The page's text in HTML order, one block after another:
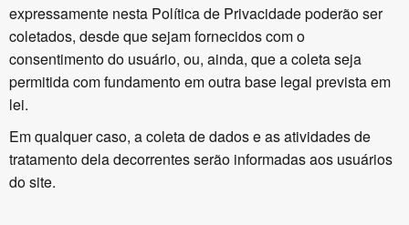
expressamente nesta Política de Privacidade poderão ser
coletados, desde que sejam fornecidos com o
consentimento do usuário, ou, ainda, que a coleta seja
permitida com fundamento em outra base legal prevista em
lei.
Em qualquer caso, a coleta de dados e as atividades de
tratamento dela decorrentes serão informadas aos usuários
do site.